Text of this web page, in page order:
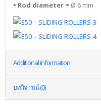
• Rod diameter = Ø 6 mm
Additional information
บทวิจารณ์ (0)